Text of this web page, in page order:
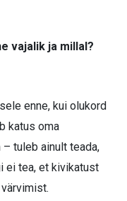
vajalik ja millal?
enne, kui olukord
katus oma
tuleb ainult teada,
ei tea, et kivikatust